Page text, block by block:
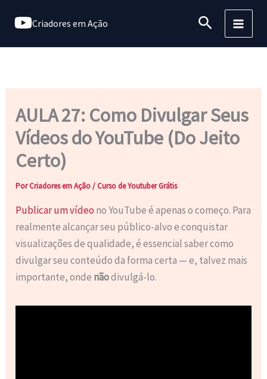
para
Criadores em Ação Pesquisar
AULA 27: Como Divulgar Seus
Vídeos do YouTube (Do Jeito
Certo)
PorCriadores em Ação/Curso de Youtuber Grátis
Publicar um vídeo no YouTube é apenas o começo. Para
realmente alcançar seu público-alvo e conquistar
visualizações de qualidade, é essencial saber como
divulgar seu conteúdo da forma certa — e, talvez mais
importante, onde nãodivulgá-lo.